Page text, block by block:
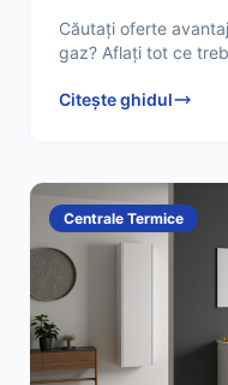
Căutați oferte
gaz? Aflați tot ce
Citește ghidul
Centrale Termice